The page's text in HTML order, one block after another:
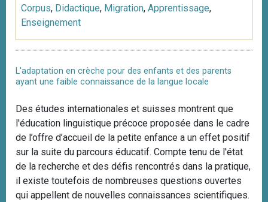
Corpus, Didactique, Migration, Apprentissage,
Enseignement
L'adaptation en crèche pour des enfants et des parents
ayant une faible connaissance de la langue locale
Des études internationales et suisses montrent que
l'éducation linguistique précoce proposée dans le cadre
de l’offre d’accueil de la petite enfance a un effet positif
sur la suite du parcours éducatif. Compte tenu de l'état
de la recherche et des défis rencontrés dans la pratique,
il existe toutefois de nombreuses questions ouvertes
qui appellent de nouvelles connaissances scientifiques.